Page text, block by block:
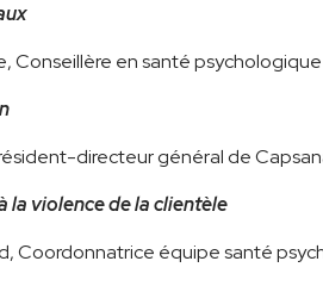
Conseillère en santé psychologique
directeur général de
la violence de la clientèle
Coordonnatrice équipe santé